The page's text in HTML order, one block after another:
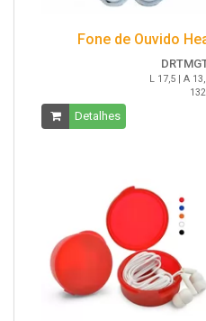
Fone de Ouvido
L 17,5 | A
Detalhes